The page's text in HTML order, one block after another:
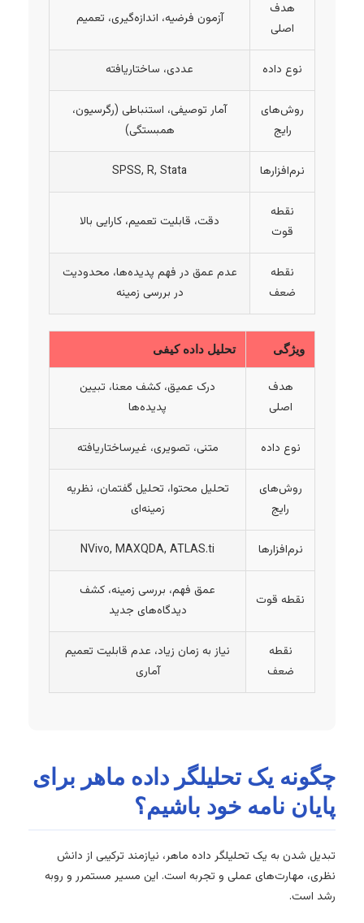
هدف
اصلی
آزمون فرضیه، اندازه‌گیری، تعمیم
نوع داده عددی، ساختاریافته
روش‌های
رایج
آمار توصیفی، استنباطی (رگرسیون،
همبستگی)
نرم‌افزارها SPSS, R, Stata
نقطه
قوت
دقت، قابلیت تعمیم، کارایی بالا
نقطه
ضعف
عدم عمق در فهم پدیده‌ها، محدودیت
در بررسی زمینه
ویژگی تحلیل داده کیفی
هدف
اصلی
درک عمیق، کشف معنا، تبیین
پدیده‌ها
نوع داده متنی، تصویری، غیرساختاریافته
روش‌های
رایج
تحلیل محتوا، تحلیل گفتمان، نظریه
زمینه‌ای
نرم‌افزارها NVivo, MAXQDA, ATLAS.ti
نقطه قوت
عمق فهم، بررسی زمینه، کشف
دیدگاه‌های جدید
نقطه
ضعف
نیاز به زمان زیاد، عدم قابلیت تعمیم
آماری
چگونه یک تحلیلگر داده ماهر برای
پایان نامه خود باشیم؟
تبدیل شدن به یک تحلیلگر داده ماهر، نیازمند ترکیبی از دانش
نظری، مهارت‌های عملی و تجربه است. این مسیر مستمرر و روبه
رشد است.